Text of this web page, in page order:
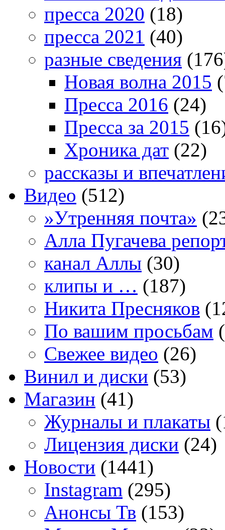
пресса 2020 (18)
пресса 2021 (40)
разные сведения
Новая волна 2015
Пресса 2016 (24)
Пресса за 2015
Хроника дат (22)
рассказы и
Видео (512)
»Утренняя почта»
Алла Пугачева
канал Аллы (30)
клипы и … (187)
Никита Пресняков
По вашим просьбам
Свежее видео (26)
Винил и диски (53)
Магазин (41)
Журналы и плакаты
Лицензия диски (24)
Новости (1441)
Instagram (295)
Анонсы Тв (153)